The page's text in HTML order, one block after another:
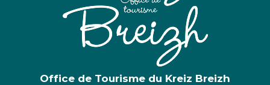
Office de Tourisme du Kreiz Breizh